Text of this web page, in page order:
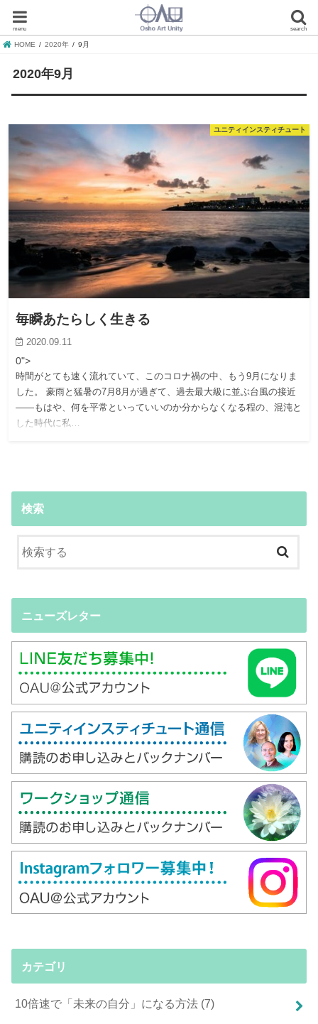
search
menu
HOME 2020年 9月
2020年9月
ユニティインスティチュート
毎瞬あたらしく生きる
2020.09.11
0">
時間がとても速く流れていて、このコロナ禍の中、もう9月になりま
した。 豪雨と猛暑の7月8月が過ぎて、過去最大級に並ぶ台風の接近
――もはや、何を平常といっていいのか分からなくなる程の、混沌と
した時代に私…
検索
ニューズレター
カテゴリ
10倍速で「未来の自分」になる方法 (7)